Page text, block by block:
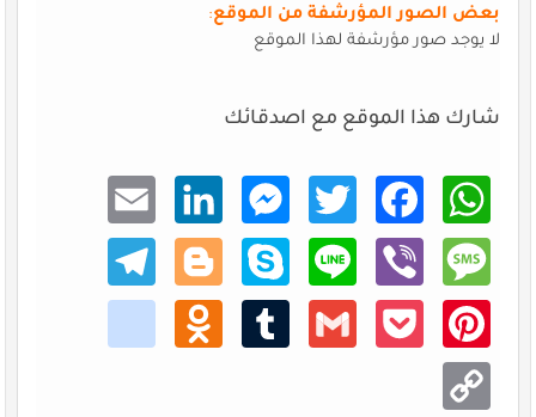
بعض الصور المؤرشفة من الموقع:
لا يوجد صور مؤرشفة لهذا الموقع
شارك هذا الموقع مع اصدقائك
What
sApp
Faceb
ook
Twitt
er
Mess
enger
Linke
dIn
Email
Mess
age
Viber
Line
Skype
Blogg
er
Teleg
ram
Pinte
rest
Pocke
Gmail
Tumb
Odno
klass
niki
Copy
Link